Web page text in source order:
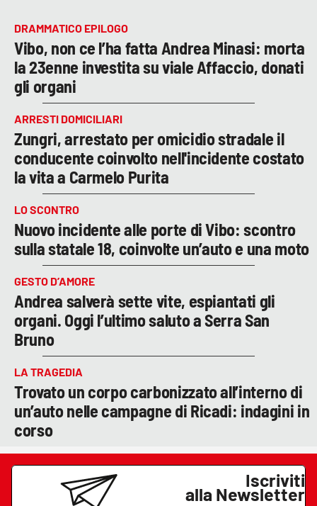
DRAMMATICO EPILOGO
Vibo, non ce l’ha fatta Andrea Minasi: morta
la 23enne investita su viale Affaccio, donati
gli organi
ARRESTI DOMICILIARI
Zungri, arrestato per omicidio stradale il
conducente coinvolto nell'incidente costato
la vita a Carmelo Purita
LO SCONTRO
Nuovo incidente alle porte di Vibo: scontro
sulla statale 18, coinvolte un’auto e una moto
GESTO D’AMORE
Andrea salverà sette vite, espiantati gli
organi. Oggi l’ultimo saluto a Serra San
Bruno
LA TRAGEDIA
Trovato un corpo carbonizzato all’interno di
un’auto nelle campagne di Ricadi: indagini in
corso
Iscriviti
alla Newsletter